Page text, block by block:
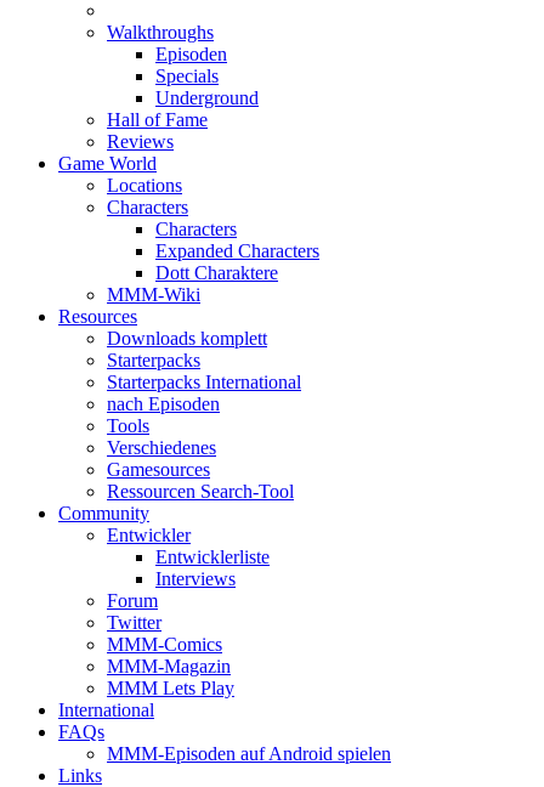
Walkthroughs
Episoden
Specials
Underground
Hall of Fame
Reviews
Game World
Locations
Characters
Characters
Expanded Characters
Dott Charaktere
MMM-Wiki
Resources
Downloads komplett
Starterpacks
Starterpacks International
nach Episoden
Tools
Verschiedenes
Gamesources
Ressourcen Search-Tool
Community
Entwickler
Entwicklerliste
Interviews
Forum
Twitter
MMM-Comics
MMM-Magazin
MMM Lets Play
International
FAQs
MMM-Episoden auf Android spielen
Links